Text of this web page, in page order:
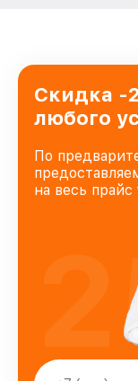
Скидка -
любого
По
на весь